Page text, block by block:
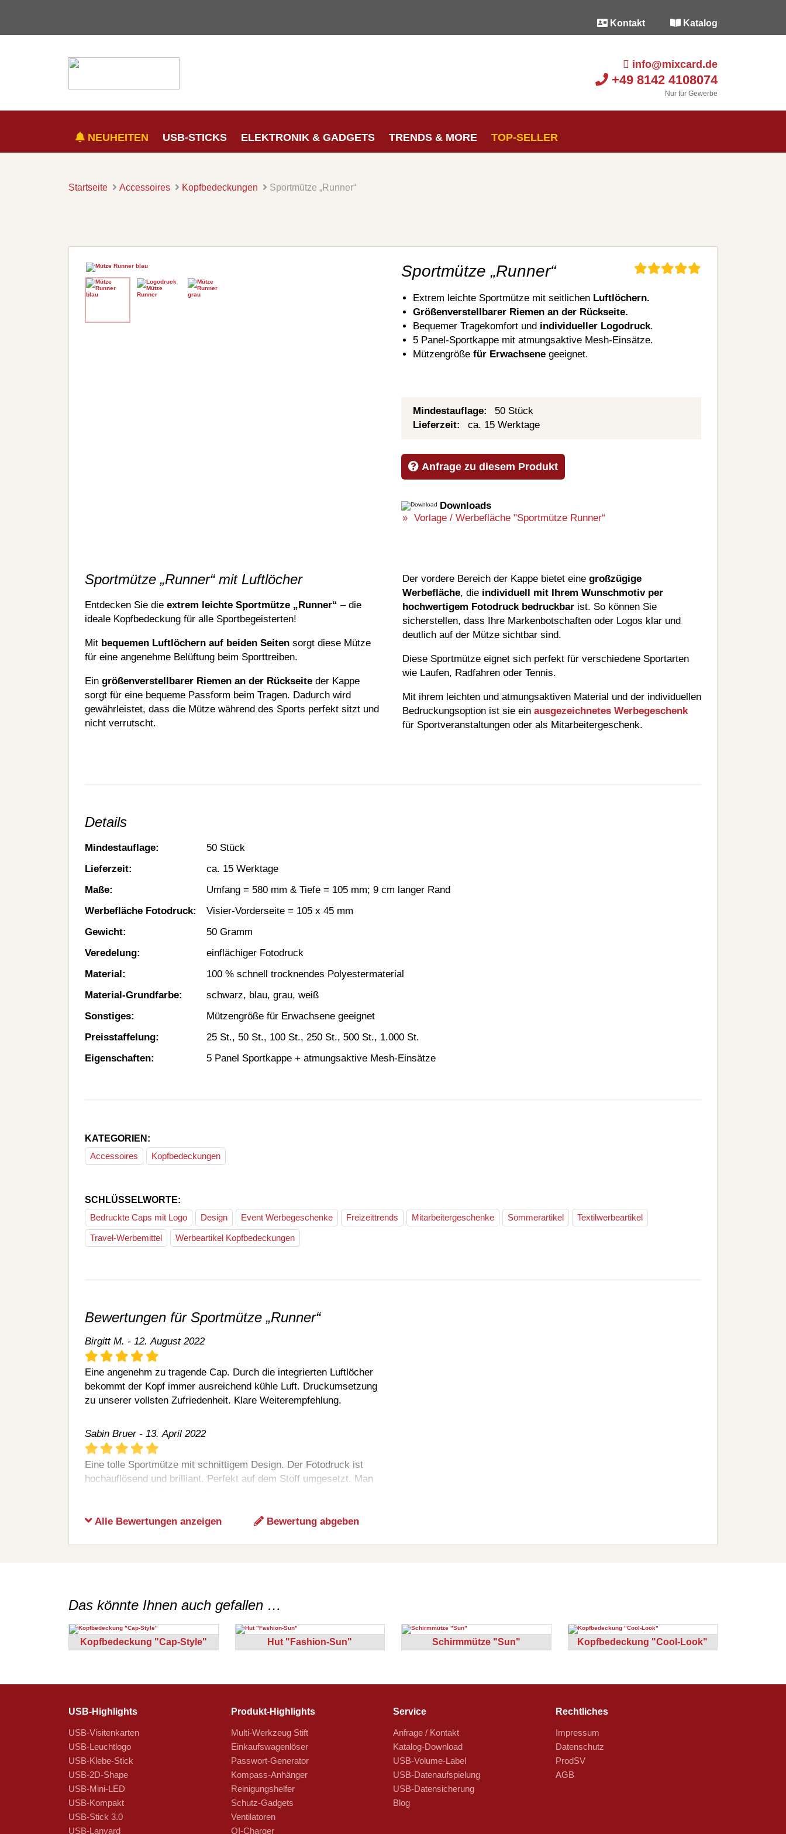
Kontakt Katalog
info@mixcard.de
+49 8142 4108074
Nur für Gewerbe
NEUHEITEN USB-STICKS ELEKTRONIK & GADGETS TRENDS & MORE TOP-SELLER
Startseite Accessoires Kopfbedeckungen Sportmütze „Runner“
Sportmütze „Runner“
Extrem leichte Sportmütze mit seitlichen Luftlöchern.
Größenverstellbarer Riemen an der Rückseite.
Bequemer Tragekomfort und individueller Logodruck.
5 Panel-Sportkappe mit atmungsaktive Mesh-Einsätze.
Mützengröße für Erwachsene geeignet.
Mindestauflage:
50 Stück
Lieferzeit:
ca. 15 Werktage
Anfrage zu diesem Produkt
Downloads
Vorlage / Werbefläche "Sportmütze Runner“
Sportmütze „Runner“ mit Luftlöcher
Entdecken Sie die extrem leichte Sportmütze „Runner“ – die
ideale Kopfbedeckung für alle Sportbegeisterten!
Mit bequemen Luftlöchern auf beiden Seiten sorgt diese Mütze
für eine angenehme Belüftung beim Sporttreiben.
Ein größenverstellbarer Riemen an der Rückseite der Kappe
sorgt für eine bequeme Passform beim Tragen. Dadurch wird
gewährleistet, dass die Mütze während des Sports perfekt sitzt und
nicht verrutscht.
Der vordere Bereich der Kappe bietet eine großzügige
Werbefläche, die individuell mit Ihrem Wunschmotiv per
hochwertigem Fotodruck bedruckbar ist. So können Sie
sicherstellen, dass Ihre Markenbotschaften oder Logos klar und
deutlich auf der Mütze sichtbar sind.
Diese Sportmütze eignet sich perfekt für verschiedene Sportarten
wie Laufen, Radfahren oder Tennis.
Mit ihrem leichten und atmungsaktiven Material und der individuellen
Bedruckungsoption ist sie ein ausgezeichnetes Werbegeschenk
für Sportveranstaltungen oder als Mitarbeitergeschenk.
Details
Mindestauflage:
50 Stück
Lieferzeit:
ca. 15 Werktage
Maße:
Umfang = 580 mm & Tiefe = 105 mm; 9 cm langer Rand
Werbefläche Fotodruck:
Visier-Vorderseite = 105 x 45 mm
Gewicht:
50 Gramm
Veredelung:
einflächiger Fotodruck
Material:
100 % schnell trocknendes Polyestermaterial
Material-Grundfarbe:
schwarz, blau, grau, weiß
Sonstiges:
Mützengröße für Erwachsene geeignet
Preisstaffelung:
25 St., 50 St., 100 St., 250 St., 500 St., 1.000 St.
Eigenschaften:
5 Panel Sportkappe + atmungsaktive Mesh-Einsätze
KATEGORIEN:
Accessoires
Kopfbedeckungen
SCHLÜSSELWORTE:
Bedruckte Caps mit Logo
Design Event Werbegeschenke Freizeittrends Mitarbeitergeschenke Sommerartikel Textilwerbeartikel
Travel-Werbemittel Werbeartikel Kopfbedeckungen
Bewertungen für Sportmütze „Runner“
Birgitt M. - 12. August 2022
Eine angenehm zu tragende Cap. Durch die integrierten Luftlöcher
bekommt der Kopf immer ausreichend kühle Luft. Druckumsetzung
zu unserer vollsten Zufriedenheit. Klare Weiterempfehlung.
Sabin Bruer - 13. April 2022
Eine tolle Sportmütze mit schnittigem Design. Der Fotodruck ist
hochauflösend und brilliant. Perfekt auf dem Stoff umgesetzt. Man
Alle Bewertungen anzeigen Bewertung abgeben
Das könnte Ihnen auch gefallen …
Kopfbedeckung "Cap-Style" Hut "Fashion-Sun" Schirmmütze "Sun" Kopfbedeckung "Cool-Look"
USB-Highlights
USB-Visitenkarten
USB-Leuchtlogo
USB-Klebe-Stick
USB-2D-Shape
USB-Mini-LED
USB-Kompakt
USB-Stick 3.0
USB-Lanyard
Produkt-Highlights
Multi-Werkzeug Stift
Einkaufswagenlöser
Passwort-Generator
Kompass-Anhänger
Reinigungshelfer
Schutz-Gadgets
Ventilatoren
QI-Charger
Service
Anfrage / Kontakt
Katalog-Download
USB-Volume-Label
USB-Datenaufspielung
USB-Datensicherung
Blog
Rechtliches
Impressum
Datenschutz
ProdSV
AGB